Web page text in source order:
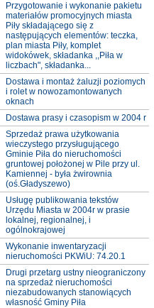
Przygotowanie i wykonanie pakietu
materiałów promocyjnych miasta
Piły składającego się z
następujących elementów: teczka,
plan miasta Piły, komplet
widokówek, składanka ,,Piła w
liczbach", składanka...
Dostawa i montaż żaluzji poziomych
i rolet w nowozamontowanych
oknach
Dostawa prasy i czasopism w 2004 r
Sprzedaż prawa użytkowania
wieczystego przysługującego
Gminie Piła do nieruchomości
gruntowej położonej w Pile przy ul.
Kamiennej - była żwirownia
(oś.Gładyszewo)
Usługę publikowania tekstów
Urzędu Miasta w 2004r w prasie
lokalnej, regionalnej, i
ogólnokrajowej
Wykonanie inwentaryzacji
nieruchomości PKWiU: 74.20.1
Drugi przetarg ustny nieograniczony
na sprzedaż nieruchomości
niezabudowanych stanowiących
własność Gminy Piła